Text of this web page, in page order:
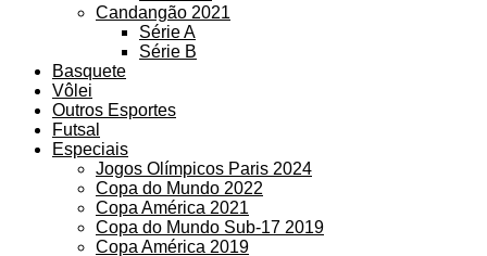
Candangão 2021
Série A
Série B
Basquete
Vôlei
Outros Esportes
Futsal
Especiais
Jogos Olímpicos Paris 2024
Copa do Mundo 2022
Copa América 2021
Copa do Mundo Sub-17 2019
Copa América 2019